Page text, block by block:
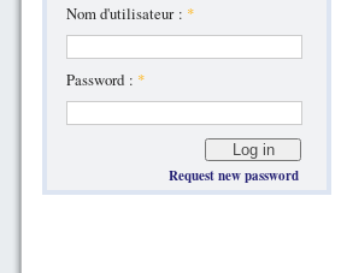
Nom d'utilisateur : *
Password : *
Request new password